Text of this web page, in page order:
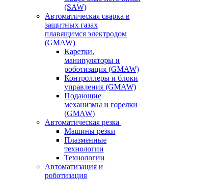
(SAW)
Автоматическая сварка в
защитных газах
плавящимся электродом
(GMAW)
Каретки,
манипуляторы и
роботизация (GMAW)
Контроллеры и блоки
управления (GMAW)
Подающие
механизмы и горелки
(GMAW)
Автоматическая резка
Машины резки
Плазменные
технологии
Технологии
Автоматизация и
роботизация